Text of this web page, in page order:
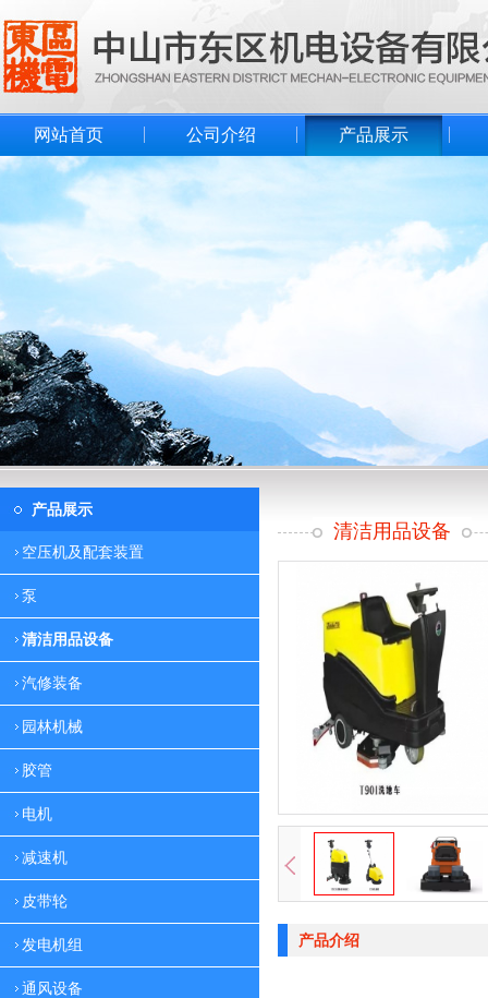
网站首页 公司介绍 产品展示
产品展示
空压机及配套装置
泵
清洁用品设备
汽修装备
园林机械
胶管
电机
减速机
皮带轮
发电机组
通风设备
清洁用品设备
产品介绍